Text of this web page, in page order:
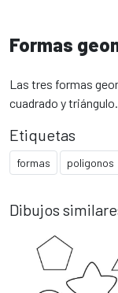
Formas
Las tres formas
cuadrado y triángulo.
Etiquetas
formas poligonos
Dibujos